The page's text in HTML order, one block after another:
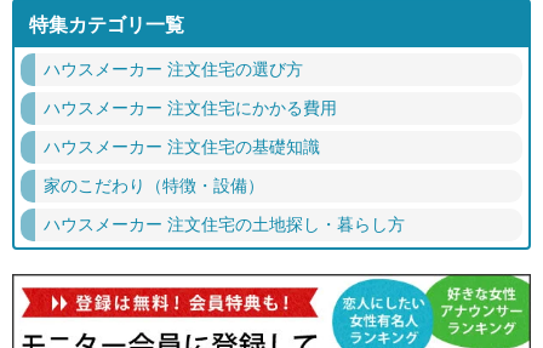
特集カテゴリ一覧
ハウスメーカー 注文住宅の選び方
ハウスメーカー 注文住宅にかかる費用
ハウスメーカー 注文住宅の基礎知識
家のこだわり（特徴・設備）
ハウスメーカー 注文住宅の土地探し・暮らし方